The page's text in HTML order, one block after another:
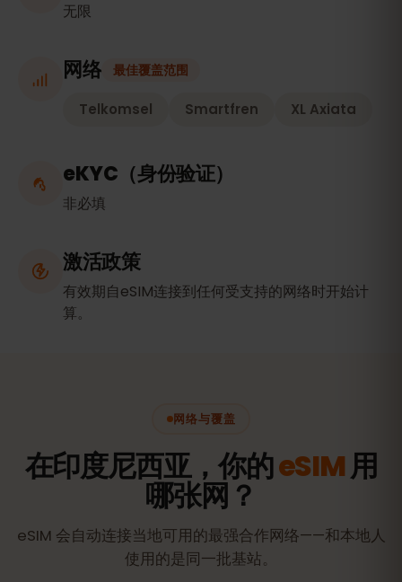
无限
网络 最佳覆盖范围
Telkomsel Smartfren XL Axiata
eKYC（身份验证）
非必填
激活政策
有效期自eSIM连接到任何受支持的网络时开始计
算。
网络与覆盖
在印度尼西亚，你的eSIM用
哪张网？
eSIM 会自动连接当地可用的最强合作网络——和本地人
使用的是同一批基站。